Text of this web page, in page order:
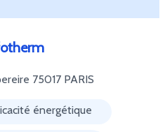
75017 PARIS
énergétique